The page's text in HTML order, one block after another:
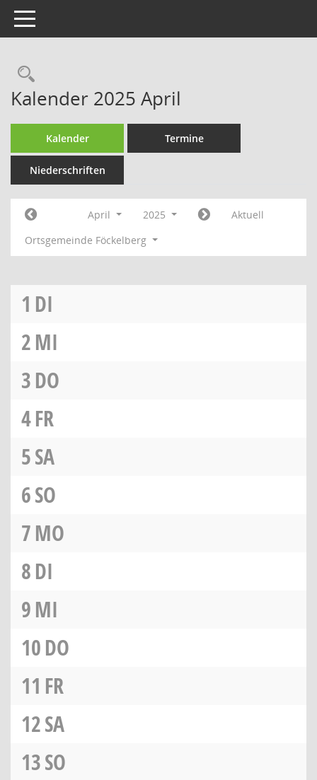
Toggle navigation
Rechercheauswahl
Kalender 2025 April
Kalender Termine
Niederschriften
April 2025
Aktuell
Ortsgemeinde Föckelberg
1 DI
2MI
3DO
4FR
5SA
6SO
7MO
8DI
9MI
10DO
11 FR
12SA
13SO